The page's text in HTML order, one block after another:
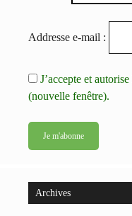
Addresse e-mail :
J’accepte et
(nouvelle fenêtre).
Archives